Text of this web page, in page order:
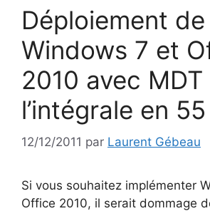
Déploiement de
Windows 7 et
2010 avec MDT
l’intégrale en
12/12/2011 par Laurent Gébeau
Si vous souhaitez implémenter
Office 2010, il serait dommage